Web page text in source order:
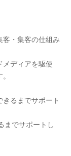
客・集客の仕組み
メディアを駆使
るまでサポート
までサポートし